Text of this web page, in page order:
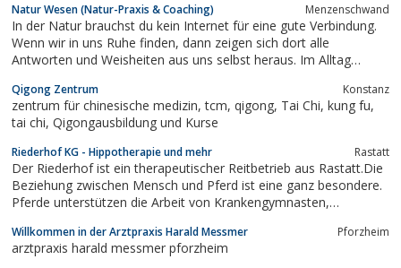
Natur Wesen (Natur-Praxis & Coaching) Menzenschwand
In der Natur brauchst du kein Internet für eine gute Verbindung.
Wenn wir in uns Ruhe finden, dann zeigen sich dort alle
Antworten und Weisheiten aus uns selbst heraus. Im Alltag
ruhende Kraft und Weisheitsquelle anzapfen können.Mein Dienst
besteht darin, dass ich...
Qigong Zentrum Konstanz
zentrum für chinesische medizin, tcm, qigong, Tai Chi, kung fu,
tai chi, Qigongausbildung und Kurse
Riederhof KG - Hippotherapie und mehr Rastatt
Der Riederhof ist ein therapeutischer Reitbetrieb aus Rastatt.Die
Beziehung zwischen Mensch und Pferd ist eine ganz besondere.
Pferde unterstützen die Arbeit von Krankengymnasten,
damit Menschen mit physischen und psychischen Schwierigkeiten
und Behinderungen.Erfahren...
Willkommen in der Arztpraxis Harald Messmer Pforzheim
arztpraxis harald messmer pforzheim